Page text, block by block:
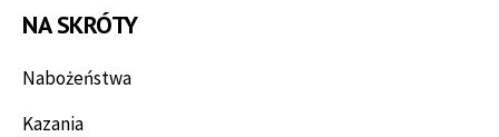
NA SKRÓTY
Nabożeństwa
Kazania